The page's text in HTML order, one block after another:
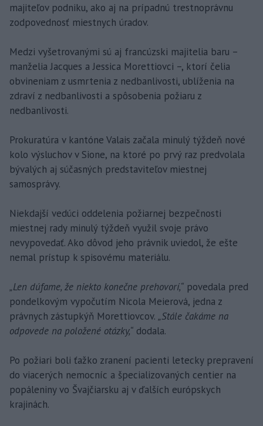
majiteľov podniku, ako aj na prípadnú trestnoprávnu
zodpovednosť miestnych úradov.
Medzi vyšetrovanými sú aj francúzski majitelia baru –
manželia Jacques a Jessica Morettiovci –, ktorí čelia
obvineniam z usmrtenia z nedbanlivosti, ublíženia na
zdraví z nedbanlivosti a spôsobenia požiaru z
nedbanlivosti.
Prokuratúra v kantóne Valais začala minulý týždeň nové
kolo výsluchov v Sione, na ktoré po prvý raz predvolala
bývalých aj súčasných predstaviteľov miestnej
samosprávy.
Niekdajší vedúci oddelenia požiarnej bezpečnosti
miestnej rady minulý týždeň využil svoje právo
nevypovedať. Ako dôvod jeho právnik uviedol, že ešte
nemal prístup k spisovému materiálu.
„Len dúfame, že niekto konečne prehovorí,“ povedala pred
pondelkovým vypočutím Nicola Meierová, jedna z
právnych zástupkýň Morettiovcov. „Stále čakáme na
odpovede na položené otázky,“ dodala.
Po požiari boli ťažko zranení pacienti letecky prepravení
do viacerých nemocníc a špecializovaných centier na
popáleniny vo Švajčiarsku aj v ďalších európskych
krajinách.